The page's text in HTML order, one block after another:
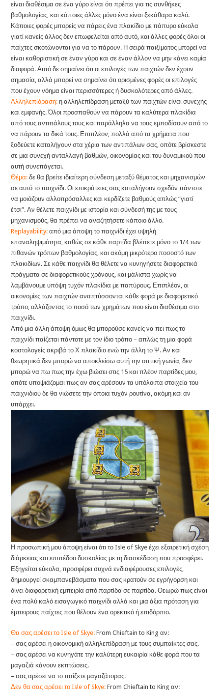
είναι διαθέσιμα σε ένα γύρο είναι ότι πρέπει για τις συνθήκες
βαθμολογίας, και κάποιες άλλες μόνο ένα είναι ξεκάθαρα καλό.
Κάποιες φορές μπορείς να πάρεις ένα πλακίδιο με πάπυρο εύκολα
γιατί κανείς άλλος δεν επωφελείται από αυτό, και άλλες φορές όλοι οι
παίχτες σκοτώνονται για να το πάρουν. Η σειρά παιξίματος μπορεί να
είναι καθοριστική σε έναν γύρο και σε έναν άλλον να μην κάνει καμία
διαφορά. Αυτό δε σημαίνει ότι οι επιλογές των παιχτών δεν έχουν
σημασία, αλλά μπορεί να σημαίνει ότι ορισμένες φορές οι επιλογές
που έχουν νόημα είναι περισσότερες ή δυσκολότερες από άλλες.
Αλληλεπίδραση: η αλληλεπίδραση μεταξύ των παιχτών είναι συνεχής
και εμφανής. Όλοι προσπαθούν να πάρουν τα καλύτερα πλακίδια
από τους αντιπάλους τους και παράλληλα να τους εμποδίσουν από το
να πάρουν τα δικά τους. Επιπλέον, πολλά από τα χρήματα που
ξοδεύετε καταλήγουν στα χέρια των αντιπάλων σας, οπότε βρίσκεστε
σε μια συνεχή ανταλλαγή βαθμών, οικονομίας και του δυναμικού που
αυτή συνεπάγεται.
Θέμα:δε θα βρείτε ιδιαίτερη σύνδεση μεταξύ θέματος και μηχανισμών
σε αυτό το παιχνίδι. Οι επικράτειες σας καταλήγουν σχεδόν πάντοτε
να μοιάζουν αλλοπρόσαλλες και κερδίζετε βαθμούς απλώς “γιατί
έτσι”. Αν θέλετε παιχνίδι με ιστορία και σύνδεσή της με τους
μηχανισμούς, θα πρέπει να αναζητήσετε κάποιο άλλο.
Replayability: από μια άποψη το παιχνίδι έχει υψηλή
επαναληψιμότητα, καθώς σε κάθε παρτίδα βλέπετε μόνο το 1/4 των
πιθανών τρόπων βαθμολογίας, και ακόμη μικρότερο ποσοστό των
πλακιδίων. Σε κάθε παιχνίδι θα θέλετε να κυνηγήσετε διαφορετικά
πράγματα σε διαφορετικούς χρόνους, και μάλιστα χωρίς να
λαμβάνουμε υπόψη τυχόν πλακίδια με παπύρους. Επιπλέον, οι
οικονομίες των παιχτών αναπτύσσονται κάθε φορά με διαφορετικό
τρόπο, αλλάζοντας το ποσό των χρημάτων που είναι διαθέσιμα στο
παιχνίδι.
Από μια άλλη άποψη όμως θα μπορούσε κανείς να πει πως το
παιχνίδι παίζεται πάντοτε με τον ίδιο τρόπο – απλώς τη μια φορά
κοστολογείς ακριβά το Χ πλακίδιο ενώ την άλλη το Ψ. Αν και
θεωρητικά δεν μπορώ να αποκλείσω αυτή την οπτική γωνία, δεν
μπορώ να πω πως την έχω βιώσει στις 15 και πλέον παρτίδες μου,
οπότε υποψιάζομαι πως αν σας αρέσουν τα υπόλοιπα στοιχεία του
παιχνιδιού δε θα νιώσετε την όποια τυχόν ρουτίνα, ακόμη και αν
υπάρχει.
Η προσωπική μου άποψη είναι ότι το Isle of Skye έχει εξαιρετική σχέση
διάρκειας και επιπέδου δυσκολίας με τη διασκέδαση που προσφέρει.
Εξηγείται εύκολα, προσφέρει συχνά ενδιαφέρουσες επιλογές,
δημιουργεί σκαμπανεβάσματα που σας κρατούν σε εγρήγορση και
δίνει διαφορετική εμπειρία από παρτίδα σε παρτίδα. Θεωρώ πως είναι
ένα πολύ καλό εισαγωγικό παιχνίδι αλλά και μια άξια πρόταση για
έμπειρους παίχτες που θέλουν ένα ορεκτικό ή επιδόρπιο.
Θα σας αρέσει το Isle of Skye: From Chieftain to King αν:
– σας αρέσει η οικονομική αλληλεπίδραση με τους συμπαίκτες σας.
– σας αρέσει να κυνηγάτε την καλύτερη ευκαιρία κάθε φορά που τα
μαγαζιά κάνουν εκπτώσεις.
– σας αρέσει να το παίζετε μαγαζάτορας.
Δεν θα σας αρέσει το Isle of Skye: From Chieftain to King αν: